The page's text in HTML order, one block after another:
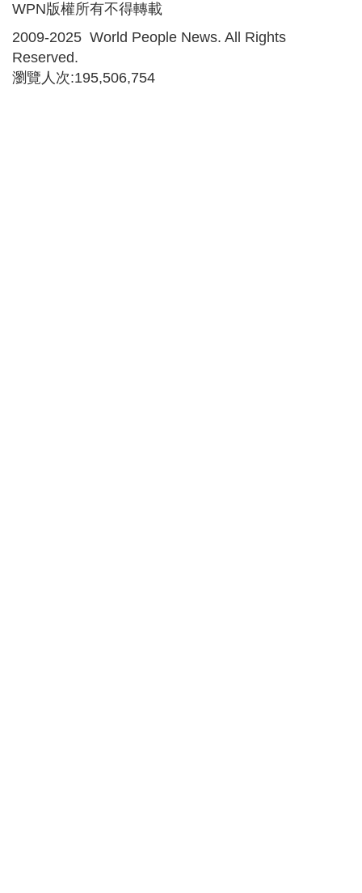
WPN版權所有不得轉載
2009-2025 World People News. All Rights
Reserved.
瀏覽人次:195,506,754